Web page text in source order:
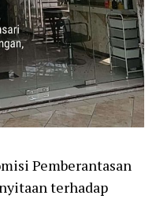
Pemberantasan
terhadap